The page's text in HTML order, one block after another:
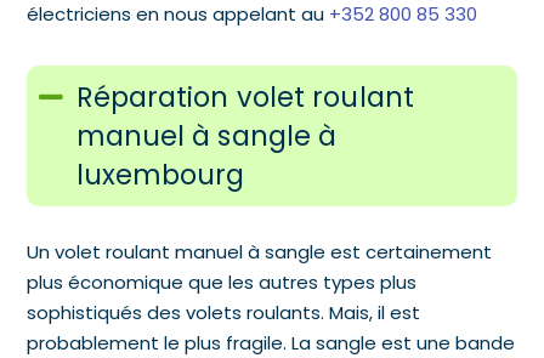
électriciens en nous appelant au +352 800 85 330
Réparation volet roulant
manuel à sangle à
luxembourg
Un volet roulant manuel à sangle est certainement
plus économique que les autres types plus
sophistiqués des volets roulants. Mais, il est
probablement le plus fragile. La sangle est une bande